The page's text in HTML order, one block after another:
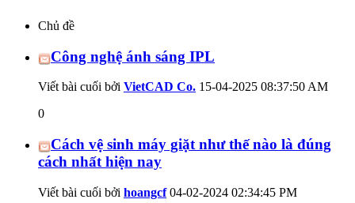
Chủ đề
Công nghệ ánh sáng IPL
Viết bài cuối bởi VietCAD Co. 15-04-2025 08:37:50 AM
0
Cách vệ sinh máy giặt như thế nào là đúng
cách nhất hiện nay
Viết bài cuối bởi hoangcf04-02-2024 02:34:45 PM